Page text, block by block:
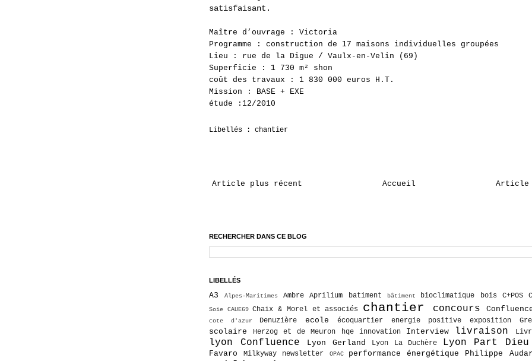
satisfaisant.
Maître d’ouvrage : Victoria
Programme : construction de 17 maisons individuelles groupées
Lieu : rue de la Digue / Vaulx-en-Velin (69)
Superficie : 1 730 m² shon
coût des travaux : 1 830 000 euros H.T.
Mission : BASE + EXE
étude :12/2010
Libellés : chantier
Article plus récent Article
Accueil
RECHERCHER DANS CE BLOG
LIBELLÉS
A3 Alpes-Maritimes Ambre Aprilium batiment bâtiment bioclimatique bois C+POS
Soie CAUE69 Chaix & Morel et associés chantier concours
cote d'azur Denuzière ecole écoquartier energie positive exposition
scolaire Herzog et de Meuron hqe innovation Interview livraison
lyon Confluence Lyon Gerland Lyon La Duchère Lyon Part Dieu
Favaro Milkyway newsletter OPAC performance énergétique Philippe